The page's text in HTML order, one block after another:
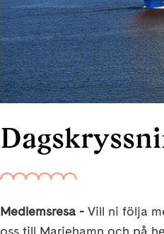
Medlemsresa - Vill ni följa
oss till Mariehamn och på